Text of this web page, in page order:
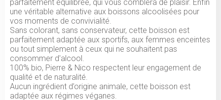
parfaitement équilibrée, qui vous comblera de plaisir. Enfin
une véritable alternative aux boissons alcoolisées pour
vos moments de convivialité.
Sans colorant, sans conservateur, cette boisson est
parfaitement adaptée aux sportifs, aux femmes enceintes
ou tout simplement à ceux qui ne souhaitent pas
consommer d'alcool.
100% bio, Pierre & Nico respectent leur engagement de
qualité et de naturalité.
Aucun ingrédient d’origine animale, cette boisson est
adaptée aux régimes véganes.